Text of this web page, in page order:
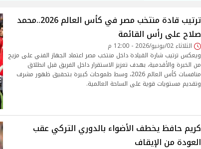
ترتيب قادة منتخب مصر في كأس العالم 2026..محمد
صلاح على رأس القائمة
الثلاثاء 02/يونيو/2026 - 12:00 م
ويعكس ترتيب شارة القيادة داخل منتخب مصر اعتماد الجهاز الفني على مزيج
من الخبرة والأقدمية، بهدف تعزيز الاستقرار داخل الفريق قبل انطلاق
منافسات كأس العالم 2026، وسط طموحات كبيرة بتحقيق ظهور مشرف
وتقديم مستويات قوية على الساحة العالمية.
كريم حافظ يخطف الأضواء بالدوري التركي عقب
العودة من الإيقاف